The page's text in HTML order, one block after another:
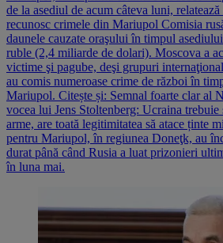
de la asediul de acum câteva luni,
recunosc crimele din Mariupol Comisia
daunele cauzate oraşului în timpul
ruble (2,4 miliarde de dolari). Moscova a
victime şi pagube, deşi grupuri
au comis numeroase crime de război în
Mariupol. Citește și: Semnal foarte clar al
vocea lui Jens Stoltenberg: Ucraina trebuie
arme, are toată legitimitatea să atace ținte
pentru Mariupol, în regiunea Doneţk, au
durat până când Rusia a luat prizonieri
în luna mai.